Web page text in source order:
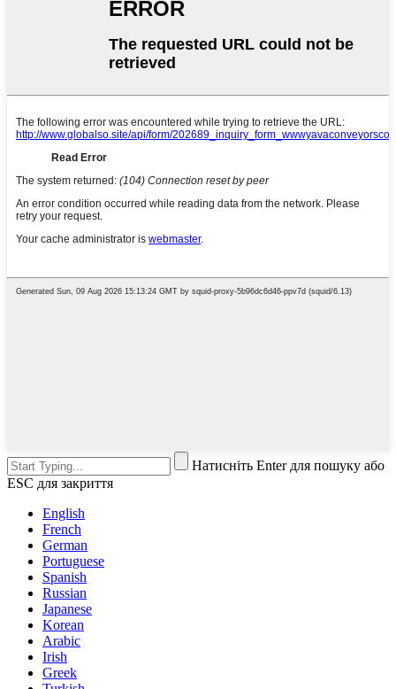
Натисніть Enter для пошуку або
ESC для закриття
English
French
German
Portuguese
Spanish
Russian
Japanese
Korean
Arabic
Irish
Greek